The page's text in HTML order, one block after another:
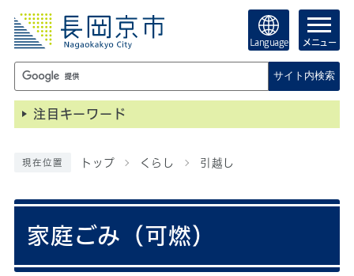
Language メニュー
サイト内検索
注目キーワード
現在位置 トップ くらし 引越し
家庭ごみ（可燃）